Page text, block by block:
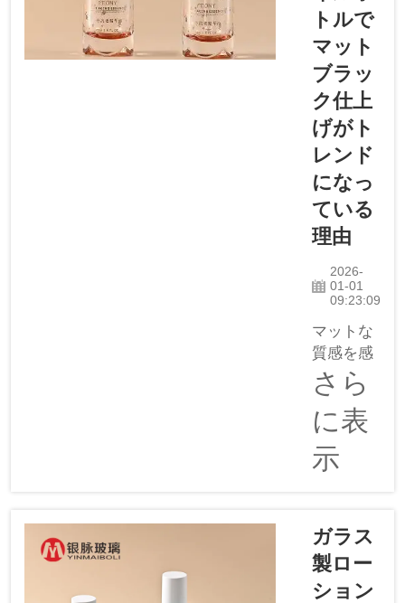
す。これ
らのボト
ルは丈夫
で、セラ
ムを保護
します。
しかし、
すべての
セラムが
同じとい
うわけで
はありま
せん。そ
のため…
トルで
マット
ブラッ
ク仕上
げがト
レンド
になっ
ている
理由
2026-
01-01
09:23:09
マットな
質感を感
じて マッ
トブラッ
クは今や
あらゆる
場所に見
イト付き
の高級ガ
ラス製オ
イルボト
さら
に表
示
ガラス
製ロー
ション